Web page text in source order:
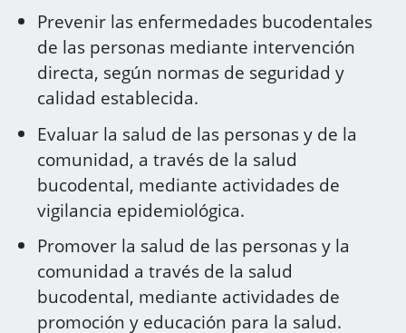
Prevenir las enfermedades bucodentales
de las personas mediante intervención
directa, según normas de seguridad y
calidad establecida.
Evaluar la salud de las personas y de la
comunidad, a través de la salud
bucodental, mediante actividades de
vigilancia epidemiológica.
Promover la salud de las personas y la
comunidad a través de la salud
bucodental, mediante actividades de
promoción y educación para la salud.